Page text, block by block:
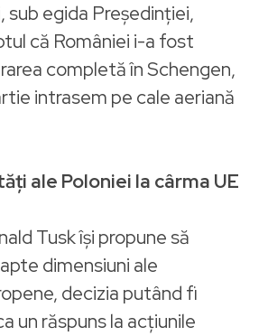
sub egida Președinției,
că României i-a fost
completă în Schengen,
intrasem pe cale aeriană
ale Poloniei la cârma UE
Tusk își propune să
dimensiuni ale
decizia putând fi
un răspuns la acțiunile